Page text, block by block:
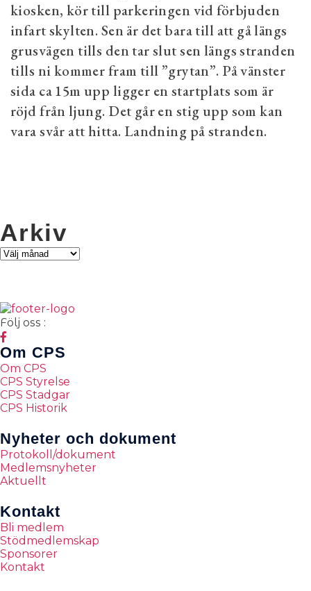
kiosken, kör till parkeringen vid förbjuden
infart skylten. Sen är det bara till att gå längs
grusvägen tills den tar slut sen längs stranden
tills ni kommer fram till ”grytan”. På vänster
sida ca 15m upp ligger en startplats som är
röjd från ljung. Det går en stig upp som kan
vara svår att hitta. Landning på stranden.
Arkiv
Arkiv
Följ oss :
Om CPS
Om CPS
CPS Styrelse
CPS Stadgar
CPS Historik
Nyheter och dokument
Protokoll/dokument
Medlemsnyheter
Aktuellt
Kontakt
Bli medlem
Stödmedlemskap
Sponsorer
Kontakt